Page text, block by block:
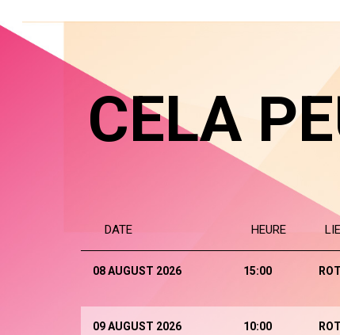
CELA
DATE HEURE
08 AUGUST 2026 15:00
09 AUGUST 2026 10:00